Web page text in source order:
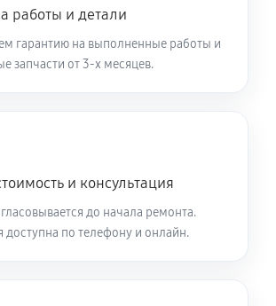
фильтра-сеточки
вентилятора сушки
руб 60 минут
противовеса
противовеса
работы и детали
гарантию на выполненные работы и
запчасти от 3-х месяцев.
и консультация
до начала ремонта.
доступна по телефону и онлайн.